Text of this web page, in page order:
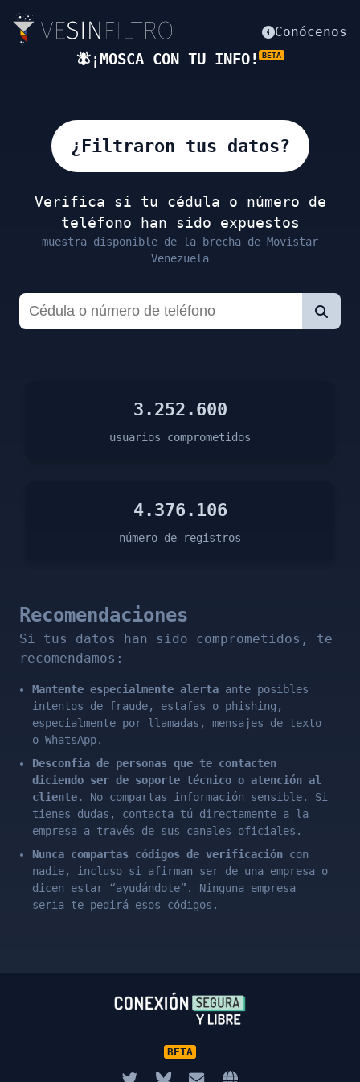
🪰¡MOSCA CON TU INFO! BETA
Conócenos
¿Filtraron tus datos?
Verifica si tu cédula o número de
teléfono han sido expuestos
muestra disponible de la brecha de Movistar
Venezuela
3.252.600
usuarios comprometidos
4.376.106
número de registros
Recomendaciones
Si tus datos han sido comprometidos, te
recomendamos:
Mantente especialmente alerta ante posibles
intentos de fraude, estafas o phishing,
especialmente por llamadas, mensajes de texto
o WhatsApp.
Desconfía de personas que te contacten
diciendo ser de soporte técnico o atención al
cliente.
No compartas información sensible. Si
tienes dudas, contacta tú directamente a la
empresa a través de sus canales oficiales.
Nunca compartas códigos de verificación con
nadie, incluso si afirman ser de una empresa o
dicen estar “ayudándote”. Ninguna empresa
seria te pedirá esos códigos.
BETA